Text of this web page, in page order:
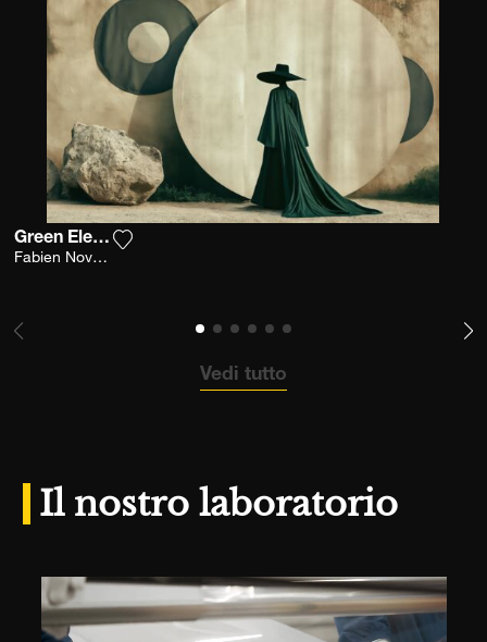
Green Elegance
Fabien Novarino
Vedi tutto
Il nostro laboratorio